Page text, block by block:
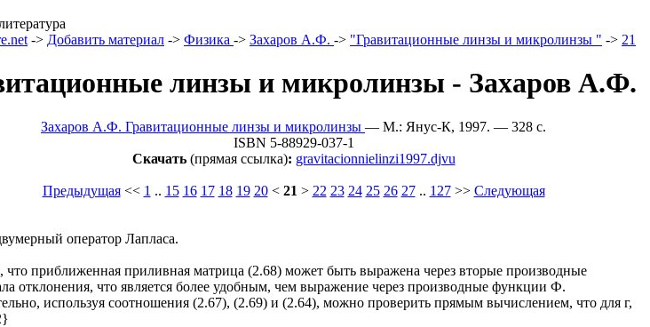
-> Добавить материал -> Физика -> Захаров А.Ф. -> "Гравитационные линзы и микролинзы " -> 21
линзы и микролинзы - Захаров А.Ф.
Захаров А.Ф. Гравитационные линзы и микролинзы — M.: Янус-К, 1997. — 328 c.
ISBN 5-88929-037-1
Скачать(прямая ссылка): gravitacionnielinzi1997.djvu
Предыдущая<< 1 .. 15 16 17 18 19 20< 21 > 22 23 24 25 26 27.. 127>> Следующая
оператор Лапласа.
приближенная приливная матрица (2.68) может быть выражена через вторые производные
отклонения, что является более удобным, чем выражение через производные функции Ф.
используя соотношения (2.67), (2.69) и (2.64), можно проверить прямым вычислением, что для г,